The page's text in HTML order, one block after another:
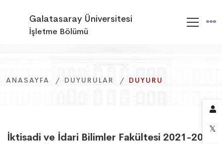
Galatasaray Üniversitesi
İşletme Bölümü
ANASAYFA DUYURULAR DUYURU
ANASAYFA DUYURULAR DUYURU
ANASAYFA DUYURULAR DUYURU
İktisadi ve İdari Bilimler Fakültesi 2021-2022